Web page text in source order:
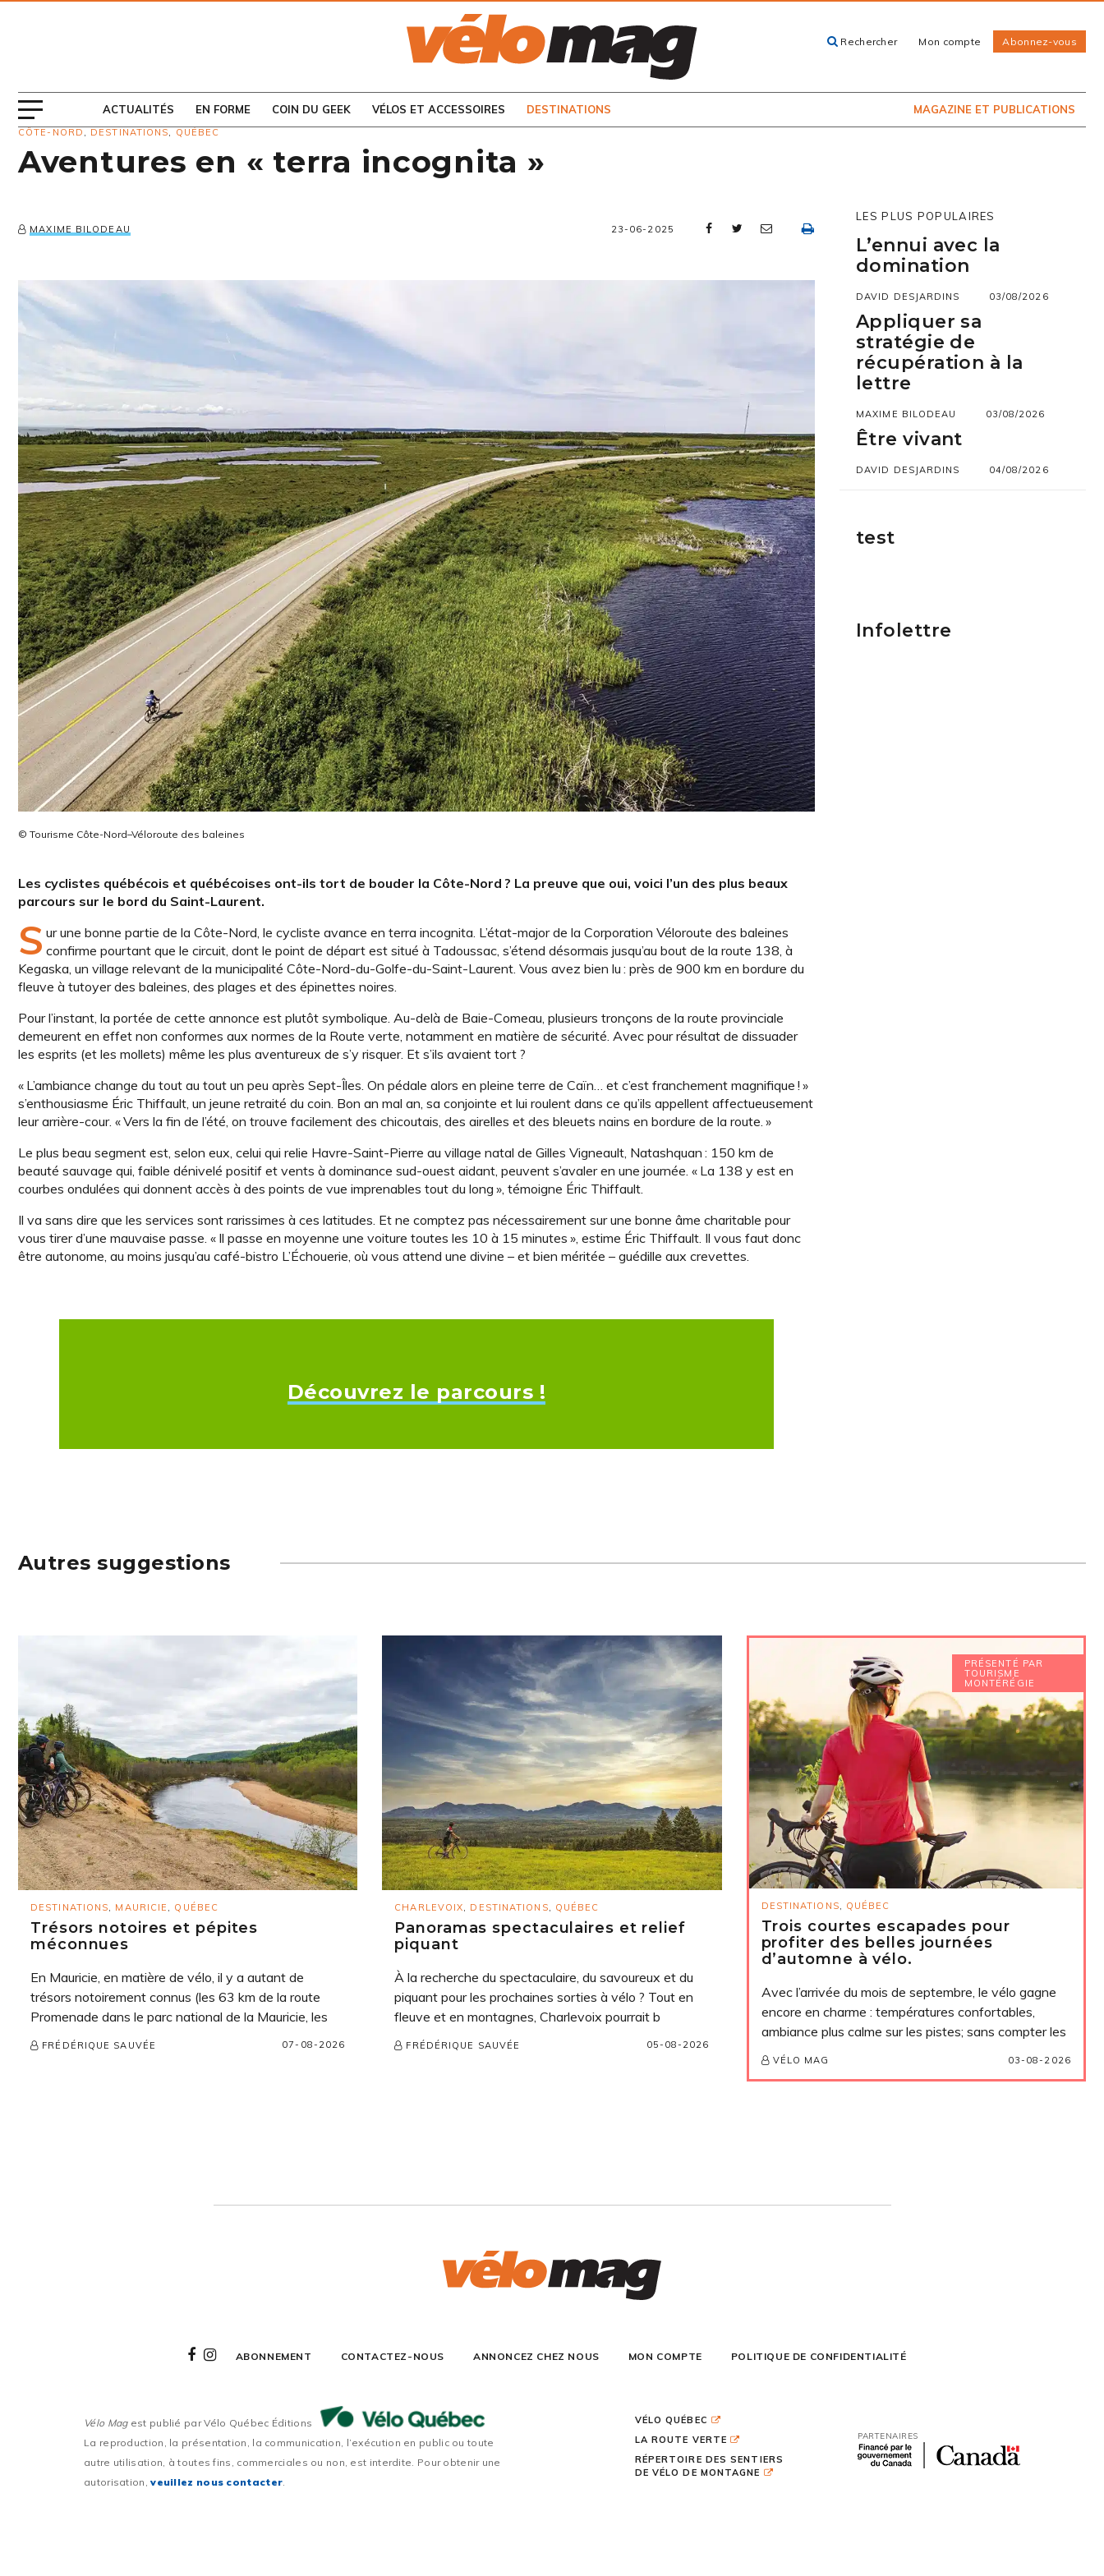
Rechercher Mon compte Abonnez-vous
ACTUALITÉS EN FORME COIN DU GEEK VÉLOS ET ACCESSOIRES DESTINATIONS MAGAZINE ET PUBLICATIONS
CONSULTEZ LES
EN KIOSQUE
CÔTE-NORD , DESTINATIONS, QUÉBEC
Aventures en « terra incognita »
MAXIME BILODEAU 23-06-2025
© Tourisme Côte-Nord–Véloroute des baleines
Les cyclistes québécois et québécoises ont-ils tort de bouder la Côte-Nord ? La preuve que oui, voici l’un des plus beaux
parcours sur le bord du Saint-Laurent.
S ur une bonne partie de la Côte-Nord, le cycliste avance en terra incognita. L’état-­major de la Corporation Véloroute des baleines
confirme pourtant que le circuit, dont le point de départ est situé à Tadoussac, s’étend désormais jusqu’au bout de la route 138, à
Kegaska, un village relevant de la municipalité Côte-Nord-du-Golfe-du-Saint-Laurent. Vous avez bien lu : près de 900 km en bordure du
fleuve à tutoyer des baleines, des plages et des épinettes noires.
Pour l’instant, la portée de cette annonce est plutôt symbolique. Au-delà de Baie-Comeau, plusieurs tronçons de la route provinciale
demeurent en effet non conformes aux normes de la Route verte, notamment en matière de sécurité. Avec pour résultat de dissuader
les esprits (et les mollets) même les plus aventureux de s’y risquer. Et s’ils avaient tort ?
« L’ambiance change du tout au tout un peu après Sept-Îles. On pédale alors en pleine terre de Caïn… et c’est franchement magnifique ! »
s’enthousiasme Éric Thiffault, un jeune retraité du coin. Bon an mal an, sa conjointe et lui roulent dans ce qu’ils appellent affectueusement
leur arrière-cour. « Vers la fin de l’été, on trouve facilement des chicoutais, des airelles et des bleuets nains en bordure de la route. »
Le plus beau segment est, selon eux, celui qui relie Havre-Saint-Pierre au village natal de Gilles Vigneault, Natashquan : 150 km de
beauté sauvage qui, faible dénivelé positif et vents à dominance sud-ouest aidant, peuvent s’avaler en une journée. « La 138 y est en
courbes ondulées qui donnent accès à des points de vue imprenables tout du long », témoigne Éric Thiffault.
Il va sans dire que les services sont rarissimes à ces latitudes. Et ne comptez pas nécessairement sur une bonne âme charitable pour
vous tirer d’une mauvaise passe. « Il passe en moyenne une voiture toutes les 10 à 15 minutes », estime Éric Thiffault. Il vous faut donc
être autonome, au moins jusqu’au café-bistro L’Échouerie, où vous attend une divine – et bien méritée – guédille aux crevettes.
Découvrez le parcours !
LES PLUS POPULAIRES
L’ennui avec la
domination
DAVID DESJARDINS 03/08/2026
Appliquer sa
stratégie de
récupération à la
lettre
MAXIME BILODEAU 03/08/2026
Être vivant
DAVID DESJARDINS 04/08/2026
test
Infolettre
Autres suggestions
DESTINATIONS MAURICIE QUÉBEC
Trésors notoires et pépites
méconnues
En Mauricie, en matière de vélo, il y a autant de
trésors notoirement connus (les 63 km de la route
Promenade dans le parc national de la Mauricie, les
FRÉDÉRIQUE SAUVÉE 07-08-2026
CHARLEVOIX DESTINATIONS QUÉBEC
Panoramas spectaculaires et relief
piquant
À la recherche du spectaculaire, du savoureux et du
piquant pour les prochaines sorties à vélo ? Tout en
fleuve et en montagnes, Charlevoix pourrait b
FRÉDÉRIQUE SAUVÉE 05-08-2026
PRÉSENTÉ PAR
TOURISME
MONTÉRÉGIE
DESTINATIONS, QUÉBEC
Trois courtes escapades pour
profiter des belles journées
d’automne à vélo.
Avec l’arrivée du mois de septembre, le vélo gagne
encore en charme : températures confortables,
ambiance plus calme sur les pistes; sans compter les
VÉLO MAG 03-08-2026
ABONNEMENT CONTACTEZ-NOUS ANNONCEZ CHEZ NOUS MON COMPTE POLITIQUE DE CONFIDENTIALITÉ
Vélo Magest publié par Vélo Québec Éditions
La reproduction, la présentation, la communication, l’exécution en public ou toute
autre utilisation, à toutes fins, commerciales ou non, est interdite. Pour obtenir une
autorisation,veuillez nous contacter.
VÉLO QUÉBEC
LA ROUTE VERTE
RÉPERTOIRE DES SENTIERS
DE VÉLO DE MONTAGNE
PARTENAIRES